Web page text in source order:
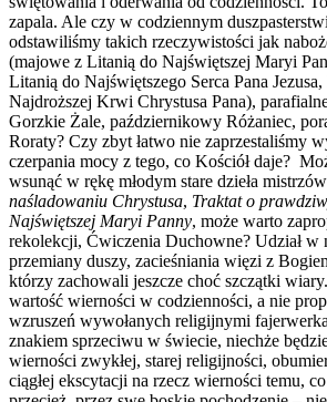
zapala. Ale czy w codziennym
odstawiliśmy takich rzeczywistości jak
(majowe z Litanią do Najświętszej Maryi
Litanią do Najświętszego Serca Pana
Najdroższej Krwi Chrystusa Pana),
Gorzkie Żale, październikowy Różaniec,
Roraty? Czy zbyt łatwo nie zaprzestaliśmy
czerpania mocy z tego, co Kościół daje?
wsunąć w rękę młodym stare dzieła
naśladowaniu Chrystusa, Traktat o
Najświętszej Maryi Panny, może warto
rekolekcji, Ćwiczenia Duchowne? Udział w
przemiany duszy, zacieśniania więzi z
którzy zachowali jeszcze choć szczątki
wartość wierności w codzienności, a nie
wzruszeń wywołanych religijnymi
znakiem sprzeciwu w świecie, niechże
wierności zwykłej, starej religijności,
ciągłej ekscytacji na rzecz wierności temu,